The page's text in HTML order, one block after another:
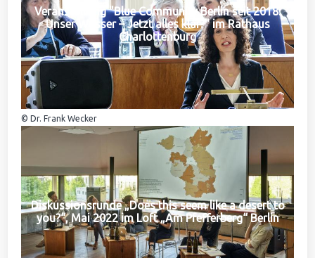
Veranstaltung "Blue Community Berlin seit 2018:
Unser Wasser – Jetzt alles klar?" im Rathaus
Charlottenburg
© Dr. Frank Wecker
Diskussionsrunde „Does this seem like a desert to
you?“, Mai 2022 im Loft „Am Pfefferberg“ Berlin